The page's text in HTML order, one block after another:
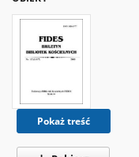
Pokaż treść